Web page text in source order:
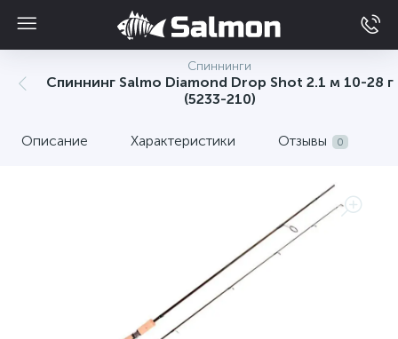
Спиннинги
Спиннинг Salmo Diamond Drop Shot 2.1 м 10-28 г
(5233-210)
Описание Характеристики Отзывы 0